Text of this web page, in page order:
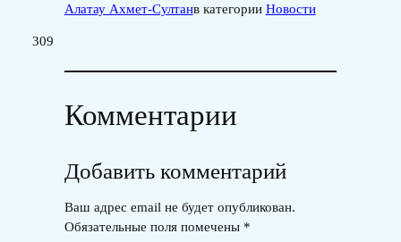
Алатау Ахмет-Султанв категории Новости
309
Комментарии
Добавить комментарий
Ваш адрес email не будет опубликован.
Обязательные поля помечены *